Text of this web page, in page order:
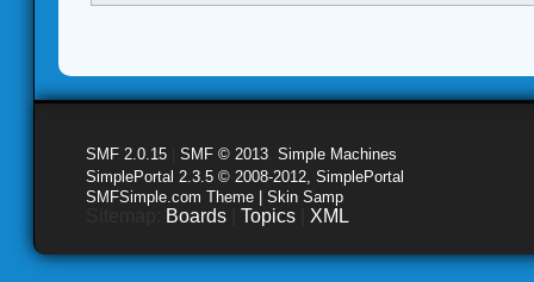
SMF 2.0.15 SMF © 2013 Simple Machines
SimplePortal 2.3.5 © 2008-2012, SimplePortal
SMFSimple.com Theme | Skin Samp
Boards Topics XML